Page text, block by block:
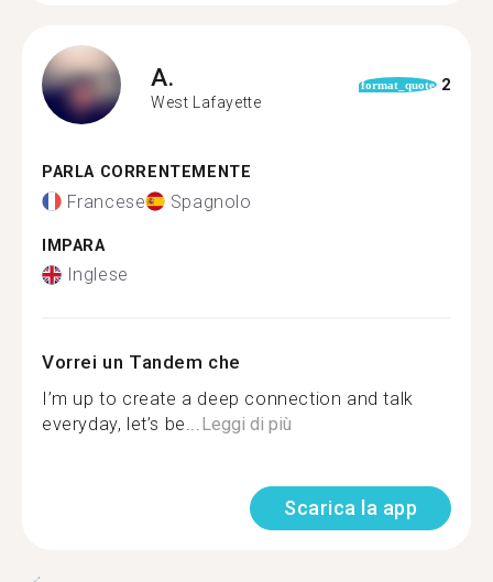
A.
West Lafayette
format_quote 2
PARLA CORRENTEMENTE
Francese Spagnolo
IMPARA
Inglese
Vorrei un Tandem che
I’m up to create a deep connection and talk
everyday, let’s be...Leggi di più
Scarica la app